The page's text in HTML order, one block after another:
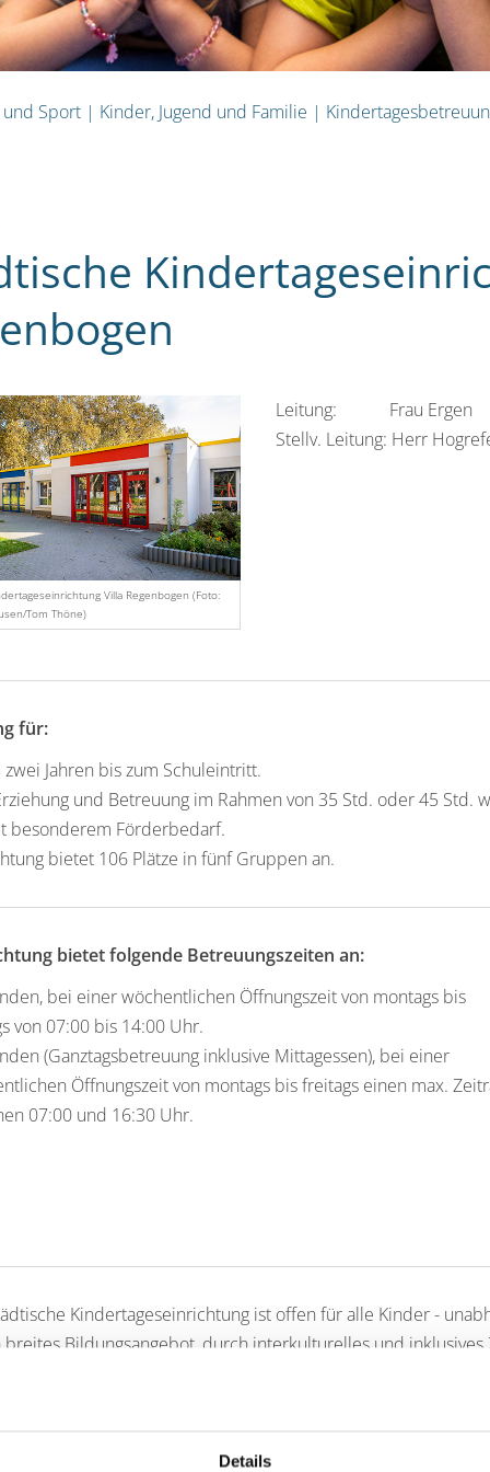
Details
und Sport | Kinder, Jugend und Familie |
Villa Regenbogen (Foto:
Tom Thöne)
Leitung: Frau Ergen
Stellv. Leitung: Herr
für:
Jahren bis zum Schuleintritt.
und Betreuung im Rahmen von 35 Std. oder 45 Std.
besonderem Förderbedarf.
bietet 106 Plätze in fünf Gruppen an.
bietet folgende Betreuungszeiten an:
bei einer wöchentlichen Öffnungszeit von montags bis
von 07:00 bis 14:00 Uhr.
(Ganztagsbetreuung inklusive Mittagessen), bei einer
Öffnungszeit von montags bis freitags einen max.
07:00 und 16:30 Uhr.
Kindertageseinrichtung ist offen für alle Kinder -
breites Bildungsangebot, durch interkulturelles und